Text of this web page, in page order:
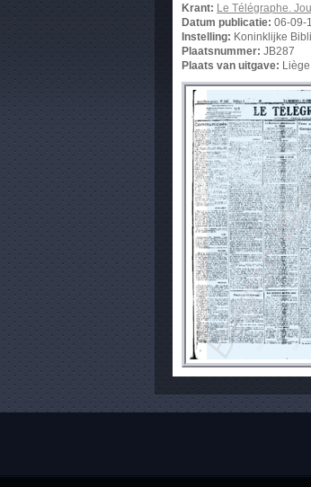
Krant: Le Télégraphe.
Datum publicatie: 06-09-
Instelling: Koninklijke
Plaatsnummer: JB287
Plaats van uitgave: Liège